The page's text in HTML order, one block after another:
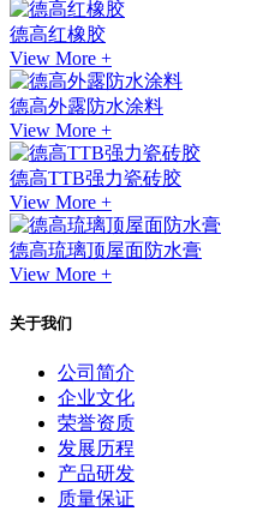
德高红橡胶
View More +
德高外露防水涂料
View More +
德高TTB强力瓷砖胶
View More +
德高琉璃顶屋面防水膏
View More +
关于我们
公司简介
企业文化
荣誉资质
发展历程
产品研发
质量保证